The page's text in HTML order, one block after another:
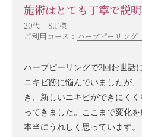
施術はとても丁寧で説
20代 S.F様
ご利用コース： ハーブピーリング
ハーブピーリングで2回お世話
ニキビ跡に悩んでいましたが
き、 新しいニキビができにく
ってきました。 ここまで変化を
本当にうれしく思っています。